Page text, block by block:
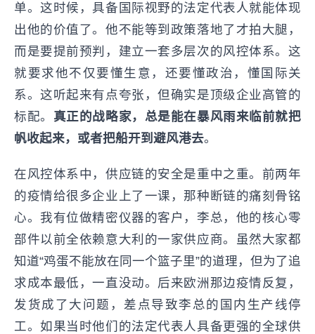
单。这时候，具备国际视野的法定代表人就能体现
出他的价值了。他不能等到政策落地了才拍大腿，
而是要提前预判，建立一套多层次的风控体系。这
就要求他不仅要懂生意，还要懂政治，懂国际关
系。这听起来有点夸张，但确实是顶级企业高管的
标配。 真正的战略家，总是能在暴风雨来临前就把
帆收起来，或者把船开到避风港去。
在风控体系中，供应链的安全是重中之重。前两年
的疫情给很多企业上了一课，那种断链的痛刻骨铭
心。我有位做精密仪器的客户，李总，他的核心零
部件以前全依赖意大利的一家供应商。虽然大家都
知道“鸡蛋不能放在同一个篮子里”的道理，但为了追
求成本最低，一直没动。后来欧洲那边疫情反复，
发货成了大问题，差点导致李总的国内生产线停
工。如果当时他们的法定代表人具备更强的全球供